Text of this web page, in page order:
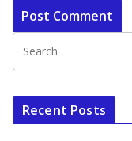
Recent Posts